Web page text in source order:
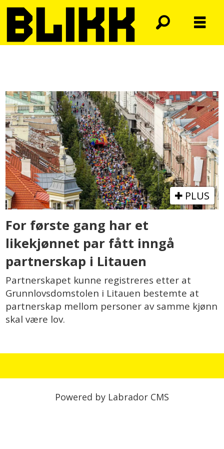
grunnlovsdomstolen
PLUS
For første gang har et
likekjønnet par fått inngå
partnerskap i Litauen
Partnerskapet kunne registreres etter at
Grunnlovsdomstolen i Litauen bestemte at
partnerskap mellom personer av samme kjønn
skal være lov.
Powered by Labrador CMS